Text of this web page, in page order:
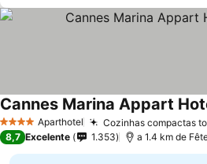
4 EstrelasAparthotel Cozinhas compactas
Cannes Marina Appart
8,7 Excelente 1.353 a 1.4 km de